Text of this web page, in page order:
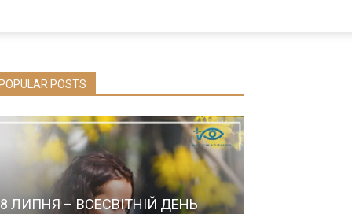
POPULAR POSTS
8 ЛИПНЯ – ВСЕСВІТНІЙ ДЕНЬ